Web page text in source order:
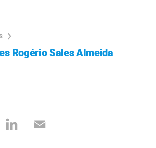
Rogério Sales Almeida